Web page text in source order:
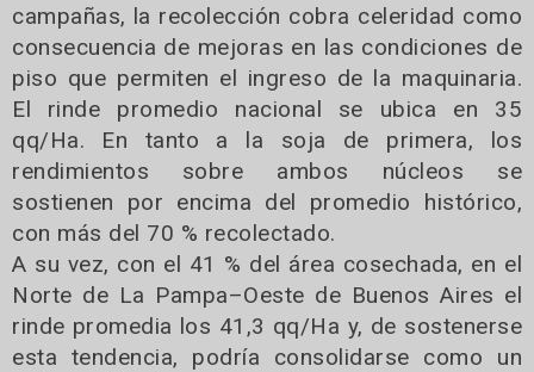
campañas, la recolección cobra celeridad como
consecuencia de mejoras en las condiciones de
piso que permiten el ingreso de la maquinaria.
El rinde promedio nacional se ubica en 35
qq/Ha. En tanto a la soja de primera, los
rendimientos sobre ambos núcleos se
sostienen por encima del promedio histórico,
con más del 70 % recolectado.
A su vez, con el 41 % del área cosechada, en el
Norte de La Pampa–Oeste de Buenos Aires el
rinde promedia los 41,3 qq/Ha y, de sostenerse
esta tendencia, podría consolidarse como un